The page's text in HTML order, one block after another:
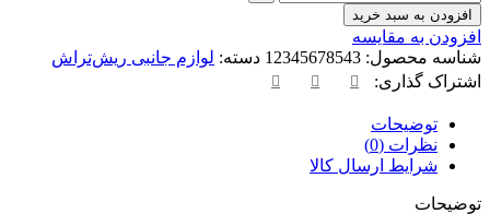
افزودن به سبد خرید
افزودن به مقایسه
شناسه محصول: 12345678543 دسته: لوازم جانبی ریش‌تراش
اشتراک گذاری:
توضیحات
نظرات (0)
شرایط ارسال کالا
توضیحات